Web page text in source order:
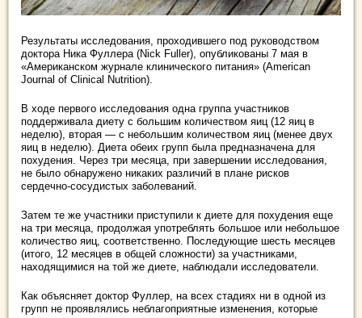
Результаты исследования, проходившего под руководством
доктора Ника Фуллера (Nick Fuller), опубликованы 7 мая в
«Американском журнале клинического питания» (American
Journal of Clinical Nutrition).
В ходе первого исследования одна группа участников
поддерживала диету с большим количеством яиц (12 яиц в
неделю), вторая — с небольшим количеством яиц (менее двух
яиц в неделю). Диета обеих групп была предназначена для
похудения. Через три месяца, при завершении исследования,
не было обнаружено никаких различий в плане рисков
сердечно-сосудистых заболеваний.
Затем те же участники приступили к диете для похудения еще
на три месяца, продолжая употреблять большое или небольшое
количество яиц, соответственно. Последующие шесть месяцев
(итого, 12 месяцев в общей сложности) за участниками,
находящимися на той же диете, наблюдали исследователи.
Как объясняет доктор Фуллер, на всех стадиях ни в одной из
групп не проявлялись неблагоприятные изменения, которые